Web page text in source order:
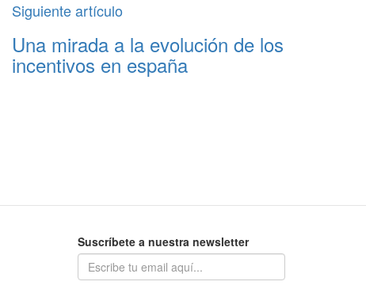
Siguiente artículo
Una mirada a la evolución de los
incentivos en españa
Suscríbete a nuestra newsletter